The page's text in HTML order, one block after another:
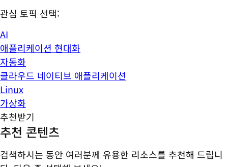
관심 토픽 선택:
AI
애플리케이션 현대화
자동화
클라우드 네이티브 애플리케이션
Linux
가상화
추천받기
추천 콘텐츠
검색하시는 동안 여러분께 유용한 리소스를 추천해 드립니